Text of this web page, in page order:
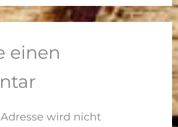
2026 – Jetzt
eine reiche
einen
wird nicht